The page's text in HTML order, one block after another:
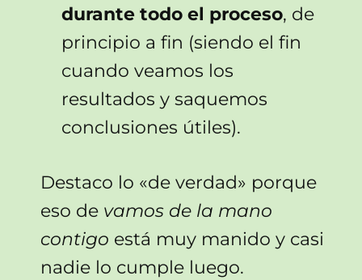
durante todo el proceso, de
principio a fin (siendo el fin
cuando veamos los
resultados y saquemos
conclusiones útiles).
Destaco lo «de verdad» porque
eso de vamos de la mano
contigo está muy manido y casi
nadie lo cumple luego.